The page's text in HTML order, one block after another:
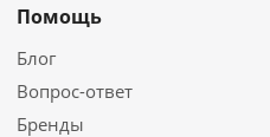
Помощь
Блог
Вопрос-ответ
Бренды